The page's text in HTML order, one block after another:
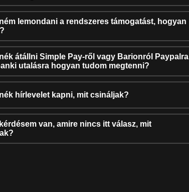
lemondani a rendszeres támogatást, hogyan
átállni Simple Pay-ről vagy Barionról Paypalra
utalásra hogyan tudom megtenni?
hírlevelet kapni, mit csináljak?
van, amire nincs itt válasz, mit